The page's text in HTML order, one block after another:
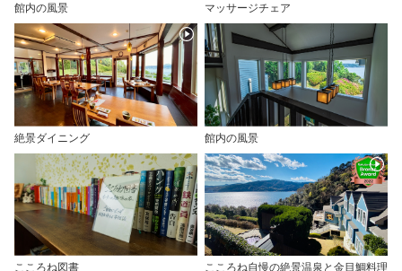
館内の風景 マッサージチェア
絶景ダイニング 館内の風景
こころね図書 こころね自慢の絶景温泉と金目鯛料理